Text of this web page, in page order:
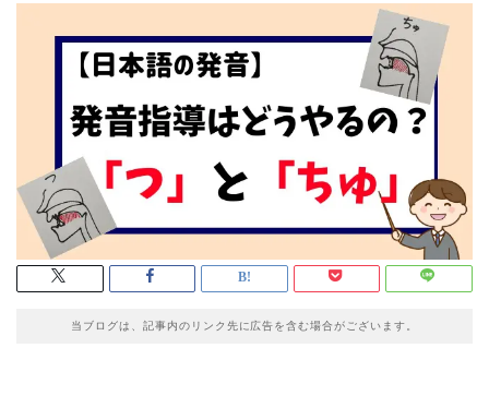
当ブログは、記事内のリンク先に広告を含む場合がございます。